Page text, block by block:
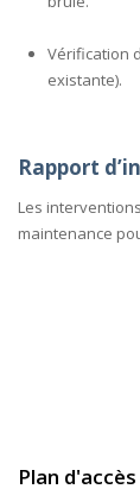
Vérification
existante).
Rapport
Les
maintenance
Plan d'accès